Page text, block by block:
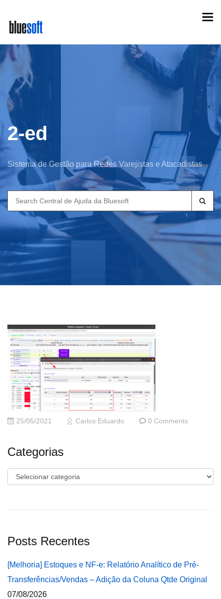
main
content
2-ed
Sistema de Gestão para Redes Varejistas e Atacadistas
Search
for:
25/05/2021 Carlos Eduardo 0 Comments
Categorias
Categorias
Posts Recentes
[Melhoria] Estoques e NF-e: Relatório Analítico de Pré-
Transferências/Vendas – Adição da Coluna Qtde Original
07/08/2026